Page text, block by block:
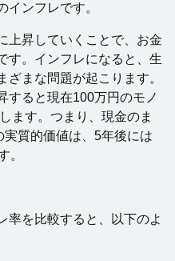
インフレです。
上昇していくことで、お金
す。インフレになると、生
まな問題が起こります。
すると現在100万円のモノ
ます。つまり、現金のま
質的価値は、5年後には
。
率を比較すると、以下のよ